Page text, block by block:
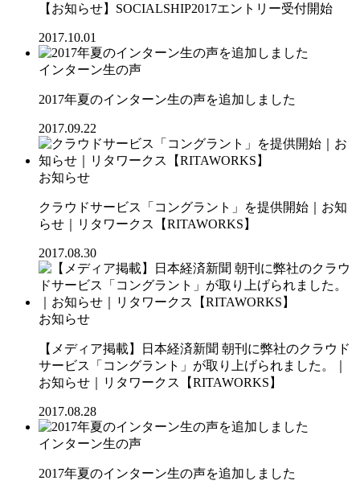
【お知らせ】SOCIALSHIP2017エントリー受付開始
2017.10.01
インターン生の声
2017年夏のインターン生の声を追加しました
2017.09.22
お知らせ
クラウドサービス「コングラント」を提供開始｜お知
らせ｜リタワークス【RITAWORKS】
2017.08.30
お知らせ
【メディア掲載】日本経済新聞 朝刊に弊社のクラウド
サービス「コングラント」が取り上げられました。｜
お知らせ｜リタワークス【RITAWORKS】
2017.08.28
インターン生の声
2017年夏のインターン生の声を追加しました